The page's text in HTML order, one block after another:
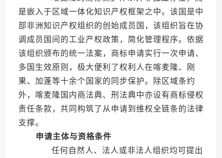
是嵌入于区域一体化知识产权框架之中。该国是中
部非洲知识产权组织的创始成员国，该组织旨在协
调成员国间的工业产权政策，简化管理程序。依据
该组织颁布的统一法案，商标申请实行一次申请、
多国生效原则，极大便利了权利人在喀麦隆、刚
果、加蓬等十余个国家的同步保护。除区域条约
外，喀麦隆国内商法典、刑法典中亦设有商标侵权
责任条款，共同构筑了从申请到维权全链条的法律
支撑。
申请主体与资格条件
任何自然人、法人或非法人组织均可提出